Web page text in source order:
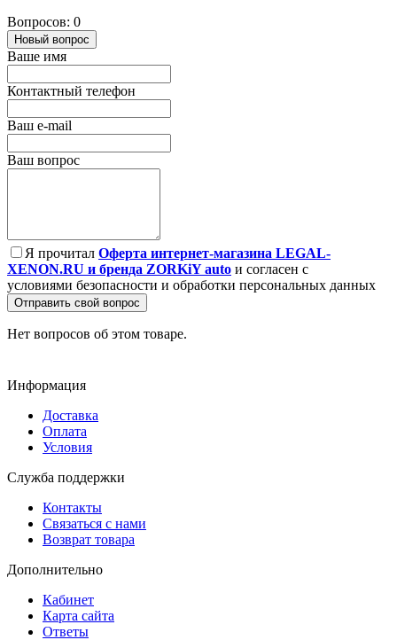
Вопросов: 0
Новый вопрос
Ваше имя
Контактный телефон
Ваш e-mail
Ваш вопрос
Я прочитал Оферта интернет-магазина LEGAL-
XENON.RU и бренда ZORKiY auto и согласен с
условиями безопасности и обработки персональных данных
Отправить свой вопрос
Нет вопросов об этом товаре.
Информация
Доставка
Оплата
Условия
Служба поддержки
Контакты
Связаться с нами
Возврат товара
Дополнительно
Кабинет
Карта сайта
Ответы